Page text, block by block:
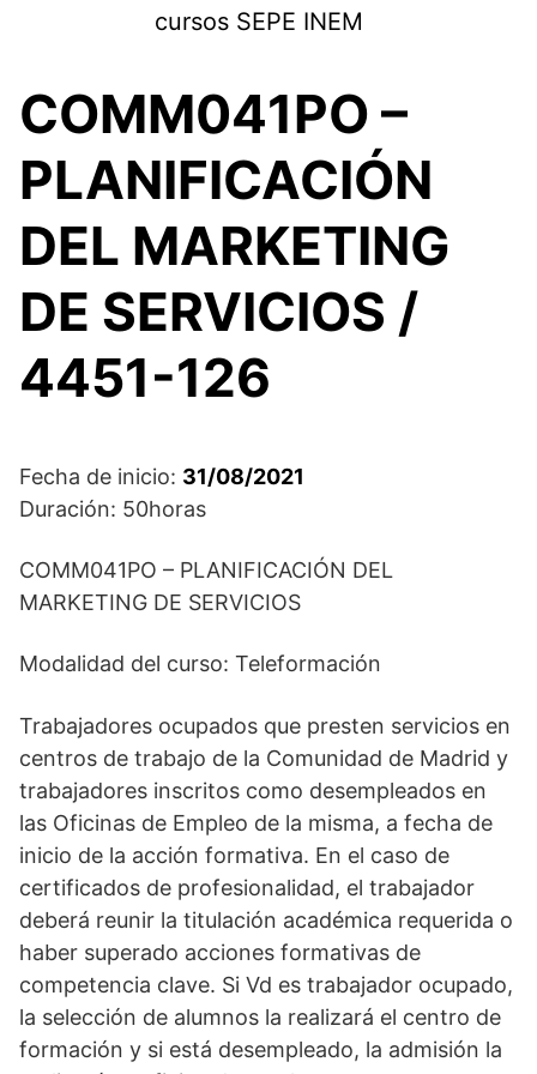
cursos SEPE INEM
COMM041PO –
PLANIFICACIÓN
DEL MARKETING
DE SERVICIOS /
4451-126
Fecha de inicio: 31/08/2021
Duración: 50horas
COMM041PO – PLANIFICACIÓN DEL
MARKETING DE SERVICIOS
Modalidad del curso: Teleformación
Trabajadores ocupados que presten servicios en
centros de trabajo de la Comunidad de Madrid y
trabajadores inscritos como desempleados en
las Oficinas de Empleo de la misma, a fecha de
inicio de la acción formativa. En el caso de
certificados de profesionalidad, el trabajador
deberá reunir la titulación académica requerida o
haber superado acciones formativas de
competencia clave. Si Vd es trabajador ocupado,
la selección de alumnos la realizará el centro de
formación y si está desempleado, la admisión la